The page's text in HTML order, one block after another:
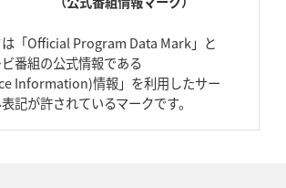
は「Official Program Data Mark」と
番組の公式情報である
Information)情報」を利用したサー
記が許されているマークです。